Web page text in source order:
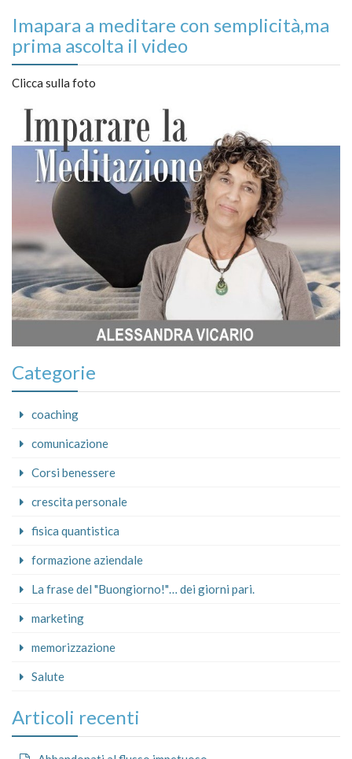
Imapara a meditare con semplicità,ma
prima ascolta il video
Clicca sulla foto
Categorie
coaching
comunicazione
Corsi benessere
crescita personale
fisica quantistica
formazione aziendale
La frase del "Buongiorno!"… dei giorni pari.
marketing
memorizzazione
Salute
Articoli recenti